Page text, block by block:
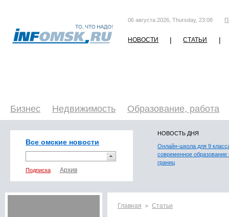
06 августа 2026, Thursday, 23:08
НОВОСТИ | СТАТЬИ |
Бизнес Недвижимость Образование, работа
Все омские новости
Подписка
НОВОСТЬ ДНЯ
Онлайн-школа для 9
современное образование
границ
Главная > Статьи